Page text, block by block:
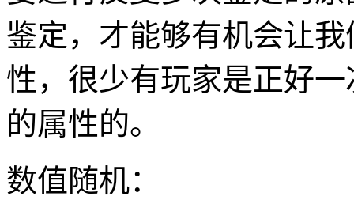
鉴定，才能够有机会让
性，很少有玩家是正好
的属性的。
数值随机：